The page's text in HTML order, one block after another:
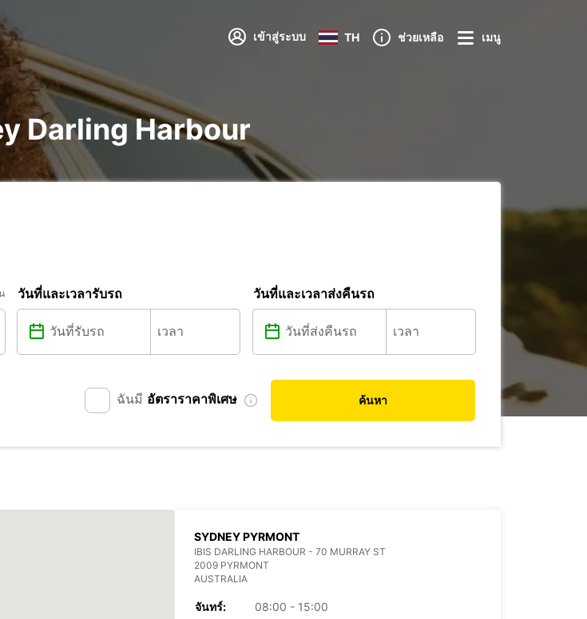
เข้าสู่ระบบ TH ช่วยเหลือ เมนู
Darling Harbour
วันที่และเวลารับรถ วันที่และเวลาส่งคืนรถ
ฉันมี อัตราราคาพิเศษ ค้นหา
SYDNEY PYRMONT
IBIS DARLING HARBOUR - 70 MURRAY ST
2009 PYRMONT
AUSTRALIA
จันทร์:
08:00 - 15:00